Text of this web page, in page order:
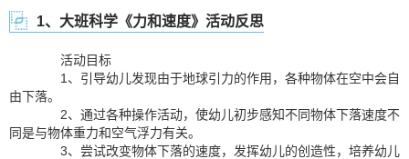
1、大班科学《力和速度》活动反思
活动目标
1、引导幼儿发现由于地球引力的作用，各种物体在空中会自
由下落。
2、通过各种操作活动，使幼儿初步感知不同物体下落速度不
同是与物体重力和空气浮力有关。
3、尝试改变物体下落的速度，发挥幼儿的创造性，培养幼儿